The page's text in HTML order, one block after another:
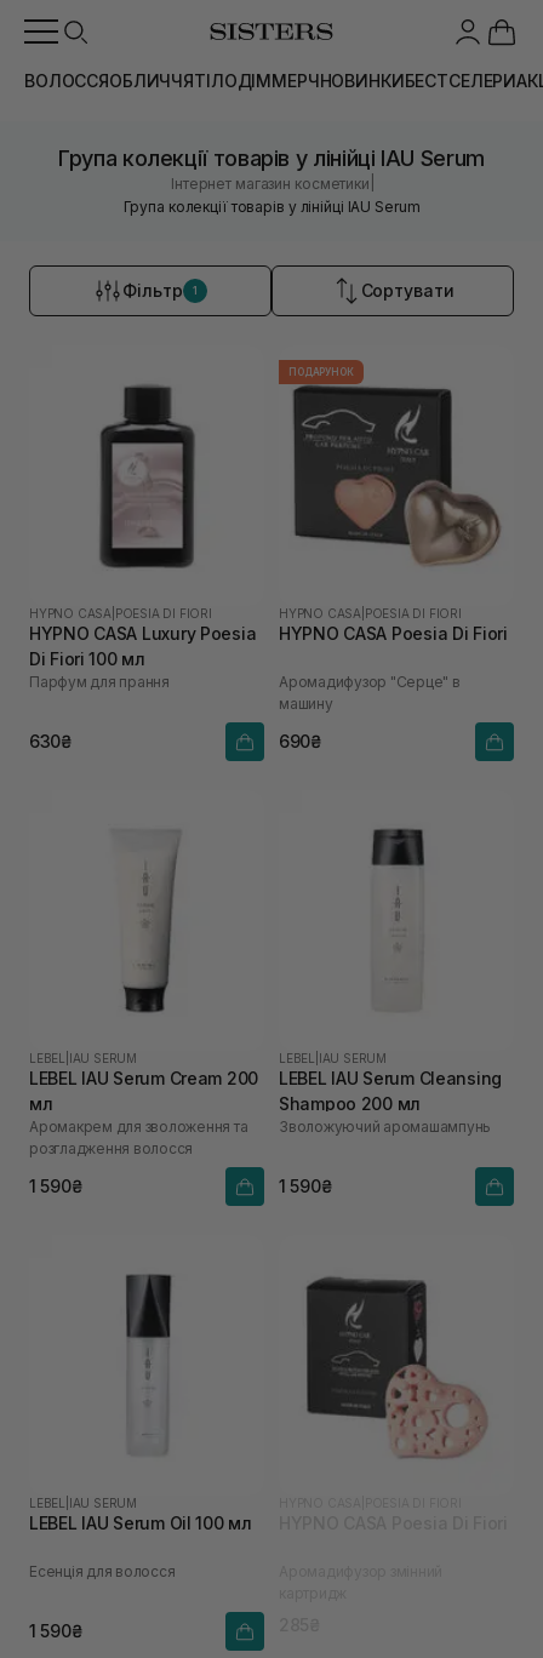
ВОЛОССЯОБЛИЧЧЯТІЛОДІММЕРЧНОВИНКИБЕСТСЕЛЕРИ
Група колекції товарів у лінійці IAU Serum
Інтернет магазин косметики
Група колекції товарів у лінійці IAU Serum
Фільтр 1 Сортувати
HYPNO CASA POESIA DI FIORI
HYPNO CASA Luxury Poesia
Di Fiori 100 мл
Парфум для прання
630₴
ПОДАРУНОК
HYPNO CASA POESIA DI FIORI
HYPNO CASA Poesia Di Fiori
Аромадифузор "Серце" в
машину
690₴
LEBEL IAU SERUM
LEBEL IAU Serum Cream 200
мл
Аромакрем для зволоження та
розгладження волосся
1 590₴
LEBEL IAU SERUM
LEBEL IAU Serum Cleansing
Shampoo 200 мл
Зволожуючий аромашампунь
1 590₴
LEBEL IAU SERUM
LEBEL IAU Serum Oil 100 мл
Есенція для волосся
1 590₴